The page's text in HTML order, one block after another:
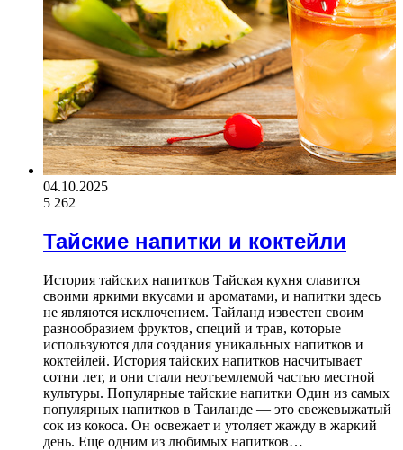
04.10.2025
5 262
Тайские напитки и коктейли
История тайских напитков Тайская кухня славится
своими яркими вкусами и ароматами, и напитки здесь
не являются исключением. Тайланд известен своим
разнообразием фруктов, специй и трав, которые
используются для создания уникальных напитков и
коктейлей. История тайских напитков насчитывает
сотни лет, и они стали неотъемлемой частью местной
культуры. Популярные тайские напитки Один из самых
популярных напитков в Таиланде — это свежевыжатый
сок из кокоса. Он освежает и утоляет жажду в жаркий
день. Еще одним из любимых напитков…